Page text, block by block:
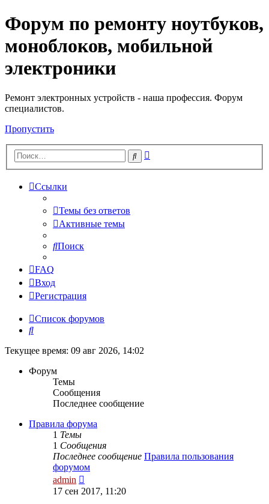
Регистрация
Форум по ремонту ноутбуков,
моноблоков, мобильной
электроники
Ремонт электронных устройств - наша профессия. Форум
специалистов.
Пропустить
Поиск
Ссылки
Темы без ответов
Активные темы
Поиск
FAQ
Вход
Регистрация
Список форумов
Поиск
Текущее время: 09 авг 2026, 14:02
Форум
Темы
Сообщения
Последнее сообщение
Правила форума
1 Темы
1 Сообщения
Последнее сообщение Правила пользования
форумом
admin
к
17 сен 2017, 11:20